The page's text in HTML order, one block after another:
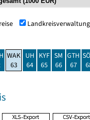
Landkreisverwaltung
WAK
63
UH
64
KYF
65
SM
66
GTH
67